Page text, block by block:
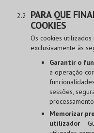
PARA QUE
COOKIES
Os cookies
exclusivamente às
Garantir o
a operação
sessões,
Memorizar
utilizador–